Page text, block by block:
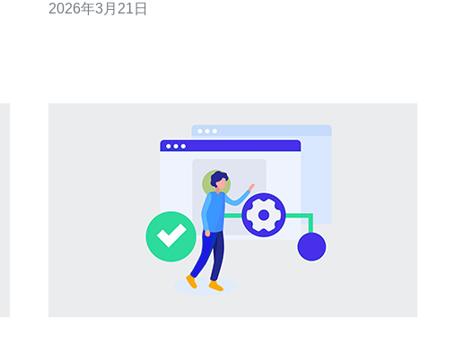
和BGP策略直接决定峰值时段表现。 4) DDoS与突发流量
2026年3月21日